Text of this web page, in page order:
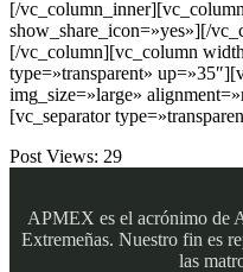
[/
show_share_icon=»yes»][/
[/vc_column][vc_column
type=»transparent»
img_size=»large»
[vc_separator
Post Views: 29
APMEX es el acrónimo de
Extremeñas. Nuestro fin es
las